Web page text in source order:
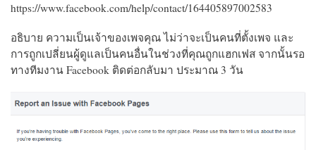
https://www.facebook.com/help/contact/164405897002583
อธิบาย ความเป็นเจ้าของเพจคุณ ไม่ว่าจะเป็นคนที่ตั้งเพจ และ
การถูกเปลี่ยนผู้ดูแลเป็นคนอื่นในช่วงที่คุณถูกแฮกเฟส จากนั้นรอ
ทางทีมงาน Facebook ติดต่อกลับมา ประมาณ 3 วัน